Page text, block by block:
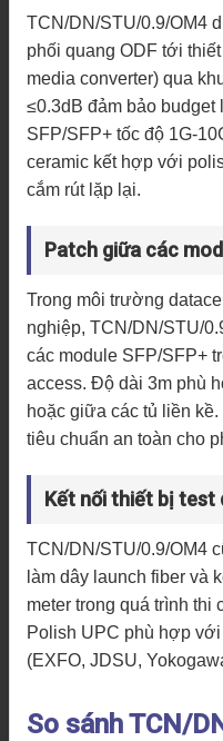
TCN/DN/STU/0.9/OM4
phối quang ODF tới
media converter) qua
≤0.3dB đảm bảo budget
SFP/SFP+ tốc độ 1G-
ceramic kết hợp với
cắm rút lặp lại.
Patch giữa các
Trong môi trường
nghiệp, TCN/DN/STU/
các module SFP/SFP+
access. Độ dài 3m phù
hoặc giữa các tủ liền
tiêu chuẩn an toàn cho
Kết nối thiết bị test
TCN/DN/STU/0.9/OM4
làm dây launch fiber và
meter trong quá trình thi
Polish UPC phù hợp
(EXFO, JDSU,
So sánh TCN/